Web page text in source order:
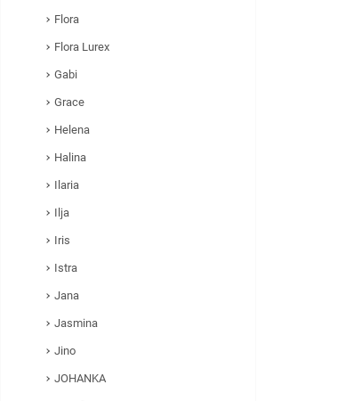
Flora
Flora Lurex
Gabi
Grace
Helena
Halina
Ilaria
Ilja
Iris
Istra
Jana
Jasmina
Jino
JOHANKA